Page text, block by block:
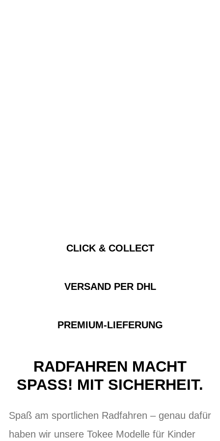
CLICK & COLLECT
VERSAND PER DHL
PREMIUM-LIEFERUNG
RADFAHREN MACHT
SPASS! MIT SICHERHEIT.
Spaß am sportlichen Radfahren – genau dafür
haben wir unsere Tokee Modelle für Kinder